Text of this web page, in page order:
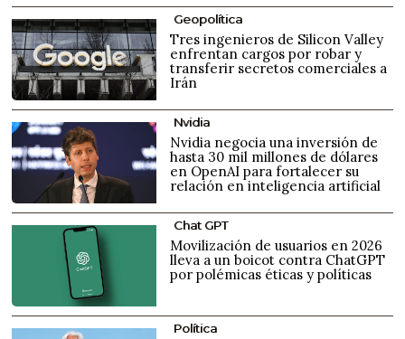
Geopolítica
Tres ingenieros de Silicon Valley
enfrentan cargos por robar y
transferir secretos comerciales a
Irán
Nvidia
Nvidia negocia una inversión de
hasta 30 mil millones de dólares
en OpenAI para fortalecer su
relación en inteligencia artificial
Chat GPT
Movilización de usuarios en 2026
lleva a un boicot contra ChatGPT
por polémicas éticas y políticas
Política